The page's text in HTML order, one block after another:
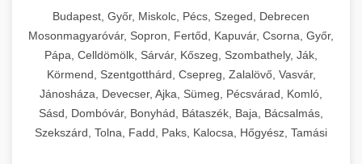
Budapest, Győr, Miskolc, Pécs, Szeged, Debrecen
Mosonmagyaróvár, Sopron, Fertőd, Kapuvár, Csorna, Győr,
Pápa, Celldömölk, Sárvár, Kőszeg, Szombathely, Ják,
Körmend, Szentgotthárd, Csepreg, Zalalövő, Vasvár,
Jánosháza, Devecser, Ajka, Sümeg, Pécsvárad, Komló,
Sásd, Dombóvár, Bonyhád, Bátaszék, Baja, Bácsalmás,
Szekszárd, Tolna, Fadd, Paks, Kalocsa, Hőgyész, Tamási